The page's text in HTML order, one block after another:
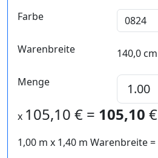
Farbe
Warenbreite 140,0 cm
Menge
x 105,10 € = 105,10 €
1,00 m x 1,40 m Warenbreite =